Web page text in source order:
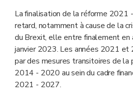
La finalisation de la réforme 2021
retard, notamment à cause de la
du Brexit, elle entre finalement en
janvier 2023. Les années 2021
par des mesures transitoires de la
2014 - 2020 au sein du cadre
2021 - 2027.